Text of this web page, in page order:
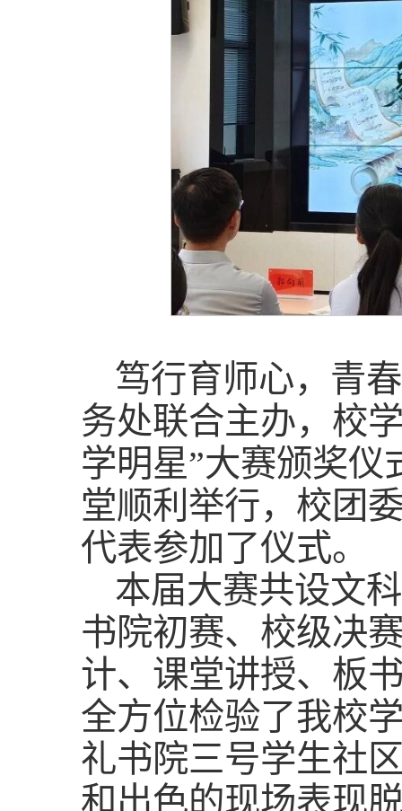
笃行育师心，青
务处联合主办，校
学明星”大赛颁奖
堂顺利举行，校团
代表参加了仪式。
本届大赛共设文
书院初赛、校级决
计、课堂讲授、板
全方位检验了我校
礼书院三号学生社
和出色的现场表现